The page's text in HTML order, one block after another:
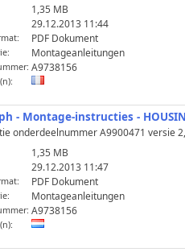
1,35 MB
29.12.2013 11:44
PDF Dokument
Montageanleitungen
A9738156
- Montage-instructies -
onderdeelnummer A9900471 versie
1,35 MB
29.12.2013 11:47
PDF Dokument
Montageanleitungen
A9738156